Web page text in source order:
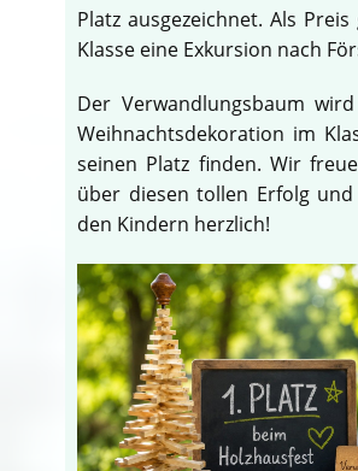
Platz ausgezeichnet. Als
Klasse eine Exkursion nach
Der Verwandlungsbaum
Weihnachtsdekoration im
seinen Platz finden. Wir
über diesen tollen Erfolg
den Kindern herzlich!